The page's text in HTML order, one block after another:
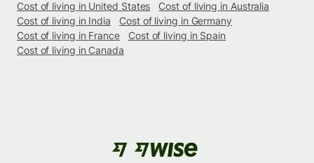
Cost of living in United States
Cost of living in Australia
Cost of living in India
Cost of living in Germany
Cost of living in France
Cost of living in Spain
Cost of living in Canada